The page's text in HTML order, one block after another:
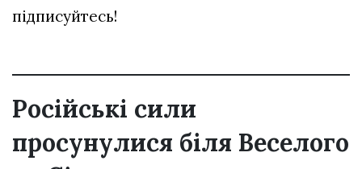
підписуйтесь!
Російські сили
просунулися біля Веселого